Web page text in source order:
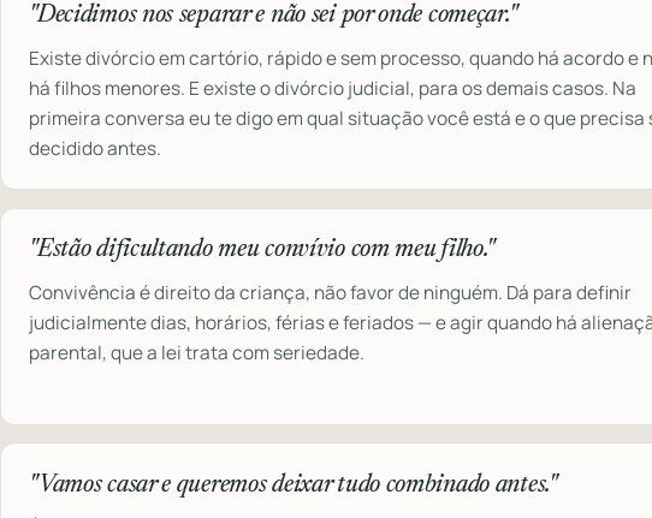
"Decidimos nos separar e não sei por onde começar."
Existe divórcio em cartório, rápido e sem processo, quando há acordo e
há filhos menores. E existe o divórcio judicial, para os demais casos. Na
primeira conversa eu te digo em qual situação você está e o que precisa
decidido antes.
"Estão dificultando meu convívio com meu filho."
Convivência é direito da criança, não favor de ninguém. Dá para definir
judicialmente dias, horários, férias e feriados — e agir quando há
parental, que a lei trata com seriedade.
"Vamos casar e queremos deixar tudo combinado antes."